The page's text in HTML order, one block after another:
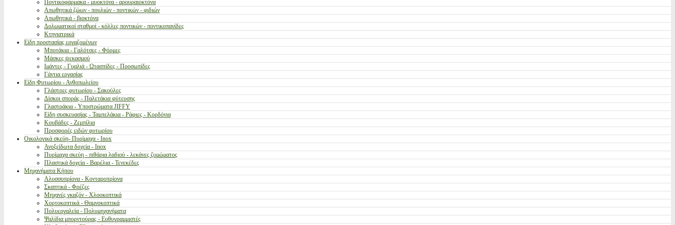
Ποντικοφάρμακα - μυοκτόνα - αρουραιοκτόνα
Απωθητικά ζώων - πουλιών - ποντικών - φιδιών
Απωθητικά - βιοκτόνα
Δολωματικοί σταθμοί - κόλλες ποντικών - ποντικοπαγίδες
Κτηνιατρικά
Είδη προστασίας εργαζομένων
Μποτάκια - Γαλότσες - Φόρμες
Μάσκες ψεκασμού
Ιμάντες - Γυαλιά - Ωτασπίδες - Προσωπίδες
Γάντια εργασίας
Είδη Φυτωρίου - Ανθοπωλείου
Γλάστρες φυτωρίου - Σακούλες
Δίσκοι σποράς - Παλετάκια φύτευσης
Γλαστράκια - Υποστρώματα JIFFY
Είδη συσκευασίας - Ταμπελάκια - Ράφιες - Κορδόνια
Κουβάδες - Ζεμπίλια
Προσφορές ειδών φυτωρίου
Οικολογικά σκεύη- Πυρίμαχα - Inox
Ανοξείδωτα δοχεία - Inox
Πυρίμαχα σκεύη - πιθάρια λαδιού - λεκάνες ζυμώματος
Πλαστικά δοχεία - Βαρέλια - Τενεκέδες
Μηχανήματα Κήπου
Αλυσσοπρίονα - Κονταροπρίονα
Σκαπτικά - Φρέζες
Μηχανές γκαζόν - Χλοοκοπτικά
Χορτοκοπτικά - Θαμνοκοπτικά
Πολυεργαλεία - Πολυμηχανήματα
Ψαλίδια μπορντούρας - Ευθυγραμμιστές